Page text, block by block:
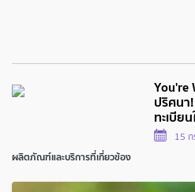
You're
ปริศน
ทะเบีย
15
ผลิตภัณฑ์และบริการที่เกี่ยวข้อง